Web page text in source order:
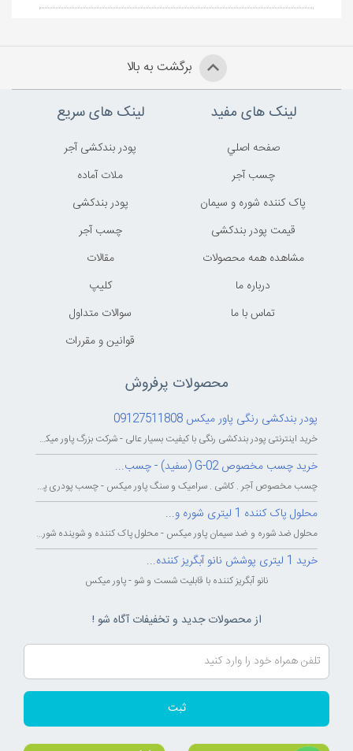
برگشت به بالا
لینک های مفید
صفحه اصلي
چسب آجر
پاک کننده شوره و سیمان
قیمت پودر بندکشی
مشاهده همه محصولات
درباره ما
تماس با ما
لینک های سریع
پودر بندکشی آجر
ملات آماده
پودر بندکشی
چسب آجر
مقالات
کليپ
سوالات متداول
قوانين و مقررات
محصولات پرفروش
پودر بندکشی رنگی پاور میکس 09127511808
خرید اینترنتی پودر بندکشی رنگی با کیفیت بسیار عالی - شرکت بزرگ پاور میکس...
خرید چسب مخصوص G-02 (سفید) - چسب...
چسب مخصوص آجر . کاشی . سرامیک و سنگ پاور میکس - چسب پودری پاورمیکس - چسب...
محلول پاک کننده 1 لیتری شوره و...
محلول ضد شوره و ضد سیمان پاور میکس - محلول پاک کننده و شوینده شوره و سیمان...
خرید 1 لیتری پوشش نانو آبگریز کننده...
نانو آبگریز کننده با قابلیت شست و شو - پاور میکس
از محصولات جدید و تخفیفات آگاه شو !
ثبت